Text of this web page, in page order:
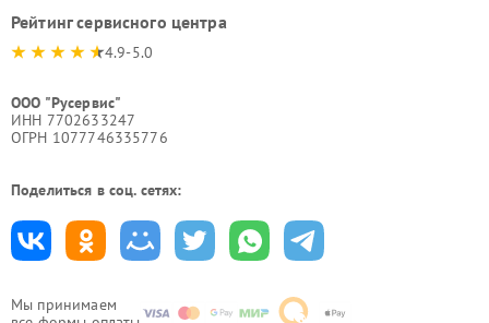
Мы принимаем
Рейтинг сервисного центра
4.9-5.0
ООО "Русервис"
ИНН 7702633247
ОГРН 1077746335776
Поделиться в соц. сетях: